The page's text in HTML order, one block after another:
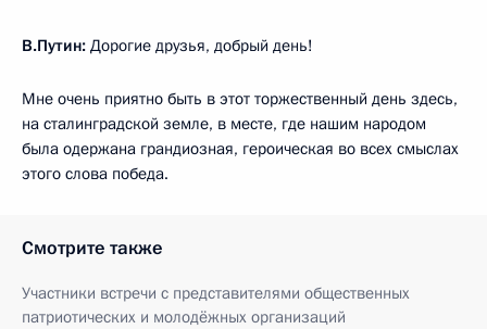
В.Путин: Дорогие друзья, добрый день!
Мне очень приятно быть в этот торжественный день здесь,
на сталинградской земле, в месте, где нашим народом
была одержана грандиозная, героическая во всех смыслах
этого слова победа.
Смотрите также
Участники встречи с представителями общественных
патриотических и молодёжных организаций